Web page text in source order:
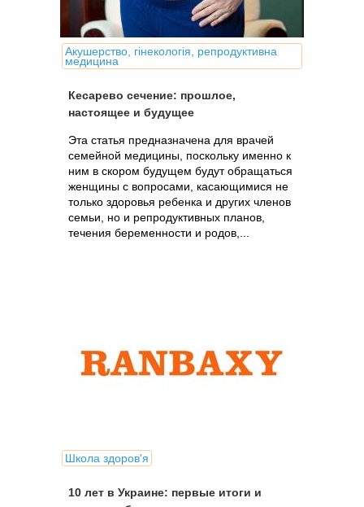
Акушерство, гінекологія, репродуктивна
медицина
Кесарево сечение: прошлое,
настоящее и будущее
Эта статья предназначена для врачей
семейной медицины, поскольку именно к
ним в скором будущем будут обращаться
женщины с вопросами, касающимися не
только здоровья ребенка и других членов
семьи, но и репродуктивных планов,
течения беременности и родов,...
Школа здоров'я
10 лет в Украине: первые итоги и